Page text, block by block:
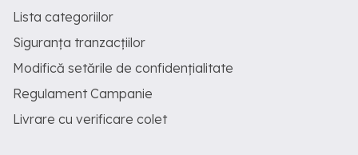
Lista categoriilor
Siguranța tranzacțiilor
Modifică setările de confidențialitate
Regulament Campanie
Livrare cu verificare colet